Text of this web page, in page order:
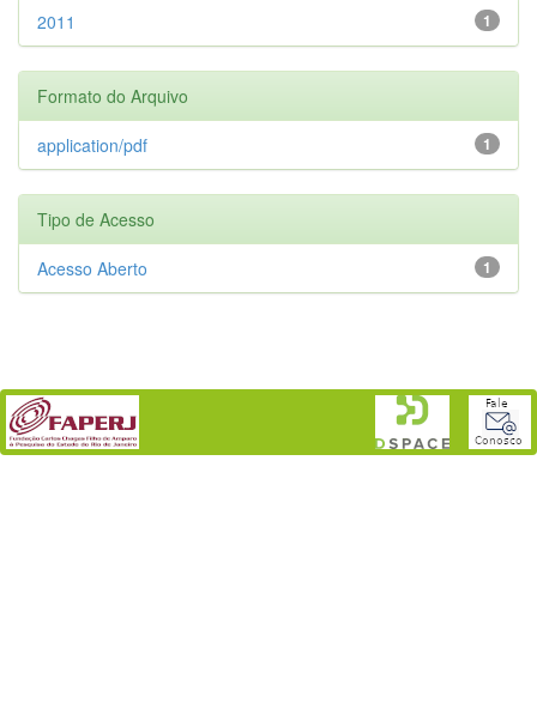
1
2011
Formato do Arquivo
1
application/pdf
Tipo de Acesso
1
Acesso Aberto